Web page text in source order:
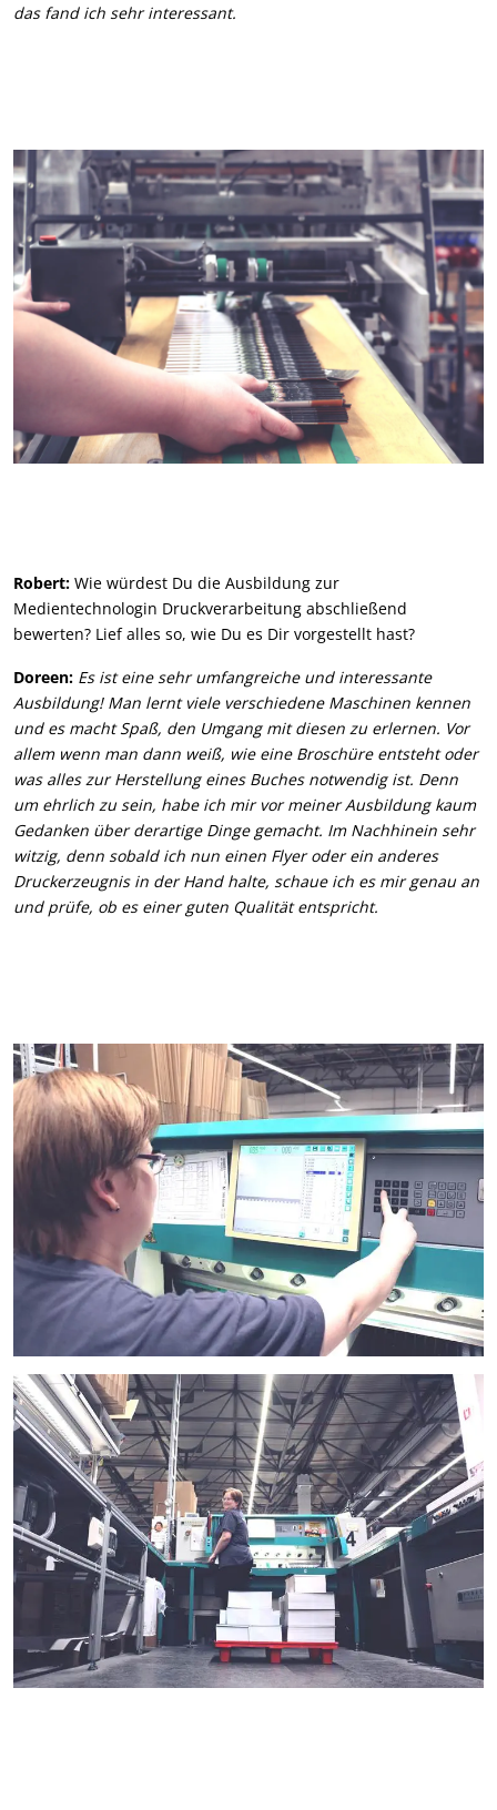
das fand ich sehr interessant.
Robert: Wie würdest Du die Ausbildung zur
Medientechnologin Druckverarbeitung abschließend
bewerten? Lief alles so, wie Du es Dir vorgestellt hast?
Doreen: Es ist eine sehr umfangreiche und interessante
Ausbildung! Man lernt viele verschiedene Maschinen kennen
und es macht Spaß, den Umgang mit diesen zu erlernen. Vor
allem wenn man dann weiß, wie eine Broschüre entsteht oder
was alles zur Herstellung eines Buches notwendig ist. Denn
um ehrlich zu sein, habe ich mir vor meiner Ausbildung kaum
Gedanken über derartige Dinge gemacht. Im Nachhinein sehr
witzig, denn sobald ich nun einen Flyer oder ein anderes
Druckerzeugnis in der Hand halte, schaue ich es mir genau an
und prüfe, ob es einer guten Qualität entspricht.